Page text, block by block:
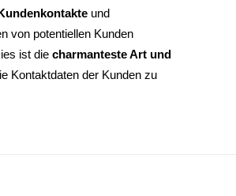
und
von potentiellen Kunden
ist die charmanteste Art und
Kontaktdaten der Kunden zu